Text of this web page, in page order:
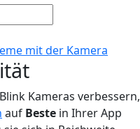
mit der Kamera
Kameras verbessern,
auf Beste in Ihrer App